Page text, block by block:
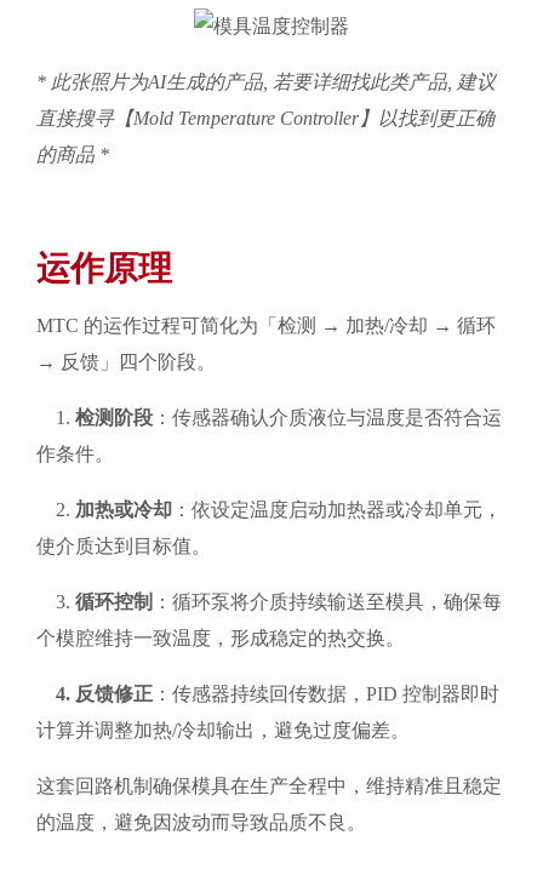
* 此张照片为AI生成的产品, 若要详细找此类产品, 建议
直接搜寻【Mold Temperature Controller】以找到更正确
的商品 *
运作原理
MTC 的运作过程可简化为「检测 → 加热/冷却 → 循环
→ 反馈」四个阶段。
1. 检测阶段 ：传感器确认介质液位与温度是否符合运
作条件。
2. 加热或冷却 ：依设定温度启动加热器或冷却单元，
使介质达到目标值。
3. 循环控制 ：循环泵将介质持续输送至模具，确保每
个模腔维持一致温度，形成稳定的热交换。
4. 反馈修正 ：传感器持续回传数据，PID 控制器即时
计算并调整加热/冷却输出，避免过度偏差。
这套回路机制确保模具在生产全程中，维持精准且稳定
的温度，避免因波动而导致品质不良。